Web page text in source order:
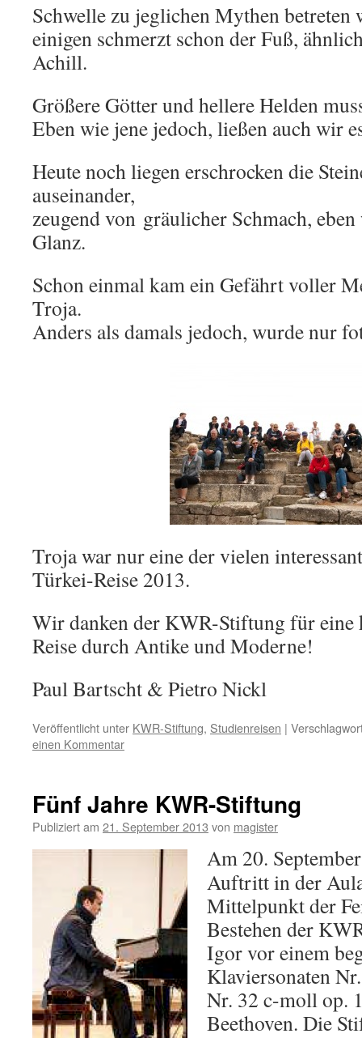
Schwelle zu jeglichen Mythen
einigen schmerzt schon der Fuß,
Achill.
Größere Götter und hellere Helden
Eben wie jene jedoch, ließen auch wir
Heute noch liegen erschrocken die
auseinander,
zeugend von gräulicher Schmach,
Glanz.
Schon einmal kam ein Gefährt voller
Troja.
Anders als damals jedoch, wurde nur
Troja war nur eine der vielen
Türkei-Reise 2013.
Wir danken der KWR-Stiftung für eine
Reise durch Antike und Moderne!
Paul Bartscht & Pietro Nickl
Veröffentlicht unter KWR-Stiftung, Studienreisen |
einen Kommentar
Fünf Jahre KWR-Stiftung
Publiziert am 21. September 2013 von magister
Am 20.
Auftritt in der
Mittelpunkt der
Bestehen der
Igor vor einem
Klaviersonaten
Nr. 32 c-moll op.
Beethoven. Die